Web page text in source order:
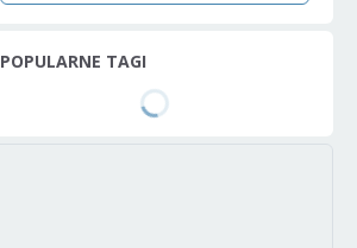
POPULARNE TAGI